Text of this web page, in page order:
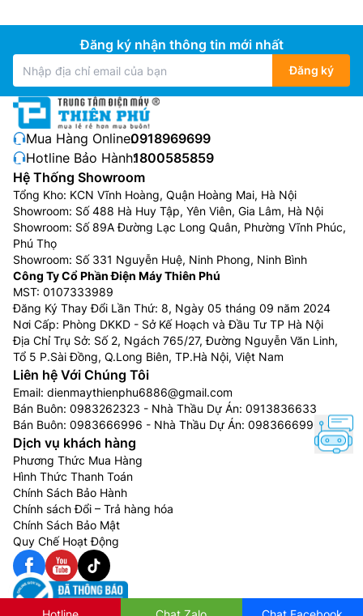
Đăng ký nhận thông tin mới nhất
Đăng ký
Mua Hàng Online:0918969699
Hotline Bảo Hành:1800585859
Hệ Thống Showroom
Tổng Kho: KCN Vĩnh Hoàng, Quận Hoàng Mai, Hà Nội
Showroom: Số 488 Hà Huy Tập, Yên Viên, Gia Lâm, Hà Nội
Showroom: Số 89A Đường Lạc Long Quân, Phường Vĩnh Phúc,
Phú Thọ
Showroom: Số 331 Nguyễn Huệ, Ninh Phong, Ninh Bình
Công Ty Cổ Phần Điện Máy Thiên Phú
MST: 0107333989
Đăng Ký Thay Đổi Lần Thứ: 8, Ngày 05 tháng 09 năm 2024
Nơi Cấp: Phòng DKKD - Sở Kế Hoạch và Đầu Tư TP Hà Nội
Địa Chỉ Trụ Sở: Số 2, Ngách 765/27, Đường Nguyễn Văn Linh,
Tổ 5 P.Sài Đồng, Q.Long Biên, TP.Hà Nội, Việt Nam
Liên hệ Với Chúng Tôi
Email: dienmaythienphu6886@gmail.com
Bán Buôn: 0983262323 - Nhà Thầu Dự Án: 0913836633
Bán Buôn: 0983666996 - Nhà Thầu Dự Án: 0983666996
Dịch vụ khách hàng
Phương Thức Mua Hàng
Hình Thức Thanh Toán
Chính Sách Bảo Hành
Chính sách Đổi – Trả hàng hóa
Chính Sách Bảo Mật
Quy Chế Hoạt Động